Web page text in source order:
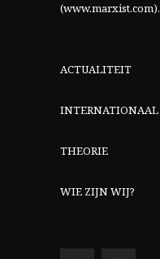
(www.marxist.com).
ACTUALITEIT
INTERNATIONAAL
THEORIE
WIE ZIJN WIJ?